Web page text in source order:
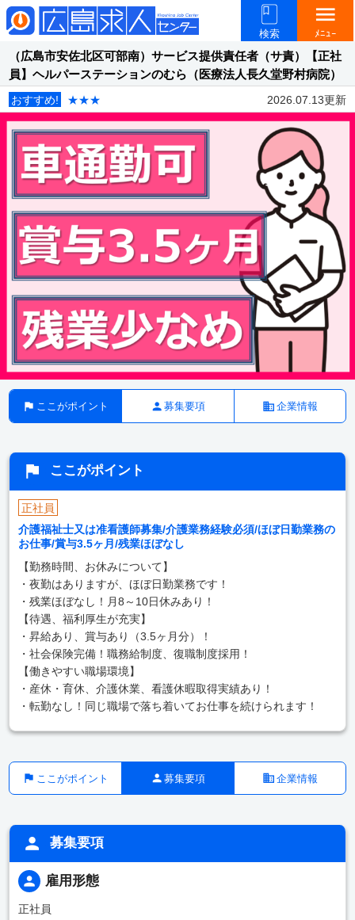
検索
menu
ﾒﾆｭｰ
（広島市安佐北区可部南）サービス提供責任者（サ責）【正社
員】ヘルパーステーションのむら（医療法人長久堂野村病院）
おすすめ! ★★★ 2026.07.13更新
ここがポイント 募集要項 企業情報
ここがポイント
正社員
介護福祉士又は准看護師募集/介護業務経験必須/ほぼ日勤業務の
お仕事/賞与3.5ヶ月/残業ほぼなし
【勤務時間、お休みについて】
・夜勤はありますが、ほぼ日勤業務です！
・残業ほぼなし！月8～10日休みあり！
【待遇、福利厚生が充実】
・昇給あり、賞与あり（3.5ヶ月分）！
・社会保険完備！職務給制度、復職制度採用！
【働きやすい職場環境】
・産休・育休、介護休業、看護休暇取得実績あり！
・転勤なし！同じ職場で落ち着いてお仕事を続けられます！
ここがポイント 募集要項 企業情報
募集要項
雇用形態
正社員